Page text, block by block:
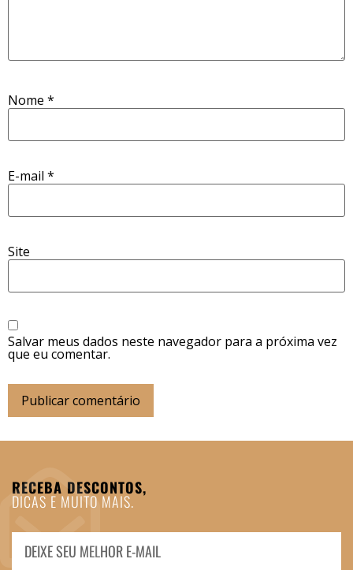
Nome *
E-mail *
Site
Salvar meus dados neste navegador para a próxima vez
que eu comentar.
RECEBA DESCONTOS,
DICAS E MUITO MAIS.